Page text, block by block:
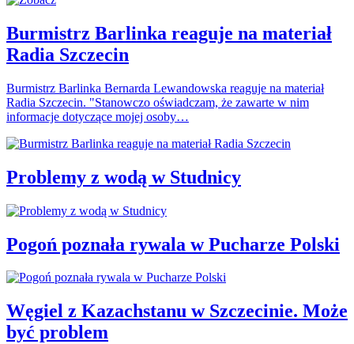
Burmistrz Barlinka reaguje na materiał
Radia Szczecin
Burmistrz Barlinka Bernarda Lewandowska reaguje na materiał
Radia Szczecin. "Stanowczo oświadczam, że zawarte w nim
informacje dotyczące mojej osoby…
Problemy z wodą w Studnicy
Pogoń poznała rywala w Pucharze Polski
Węgiel z Kazachstanu w Szczecinie. Może
być problem